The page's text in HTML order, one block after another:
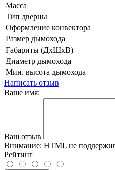
Масса
Тип дверцы
Оформление конвектора
Размер дымохода
Габариты (ДхШхВ)
Диаметр дымохода
Мин. высота дымохода
Написать отзыв
Ваше имя:
Ваш отзыв
Внимание: HTML не
Рейтинг